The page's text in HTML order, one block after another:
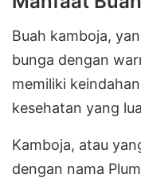
Buah kamboja,
bunga dengan
memiliki
kesehatan yang
Kamboja, atau
dengan nama